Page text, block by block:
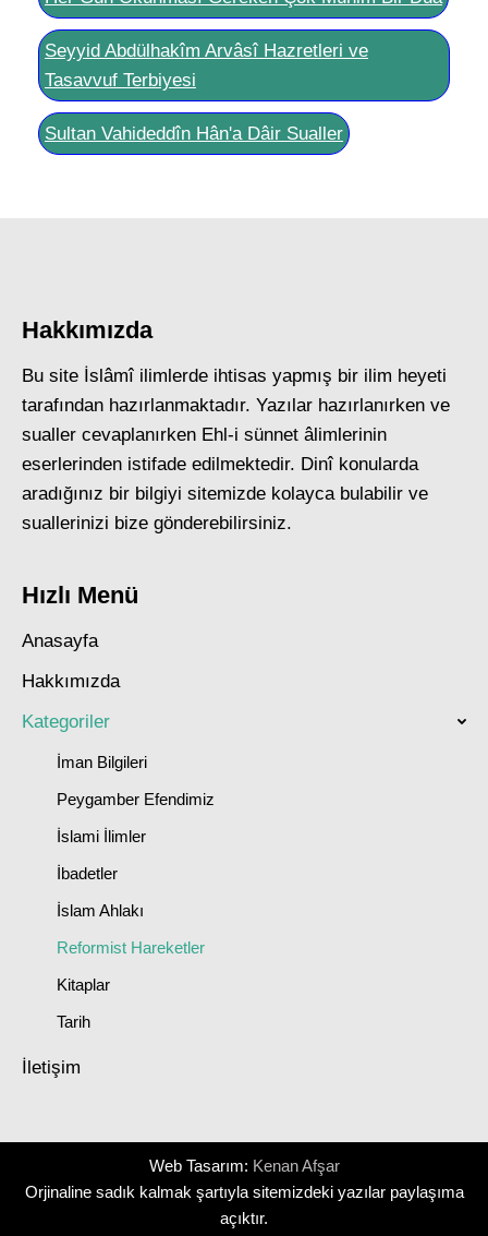
Seyyid Abdülhakîm Arvâsî Hazretleri ve
Tasavvuf Terbiyesi
Sultan Vahideddîn Hân'a Dâir Sualler
Hakkımızda
Bu site İslâmî ilimlerde ihtisas yapmış bir ilim heyeti
tarafından hazırlanmaktadır. Yazılar hazırlanırken ve
sualler cevaplanırken Ehl-i sünnet âlimlerinin
eserlerinden istifade edilmektedir. Dinî konularda
aradığınız bir bilgiyi sitemizde kolayca bulabilir ve
suallerinizi bize gönderebilirsiniz.
Hızlı Menü
Anasayfa
Hakkımızda
Kategoriler
İman Bilgileri
Peygamber Efendimiz
İslami İlimler
İbadetler
İslam Ahlakı
Reformist Hareketler
Kitaplar
Tarih
İletişim
Web Tasarım: Kenan Afşar
Orjinaline sadık kalmak şartıyla sitemizdeki yazılar paylaşıma
açıktır.